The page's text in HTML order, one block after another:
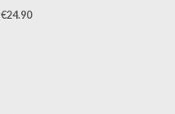
€24.90